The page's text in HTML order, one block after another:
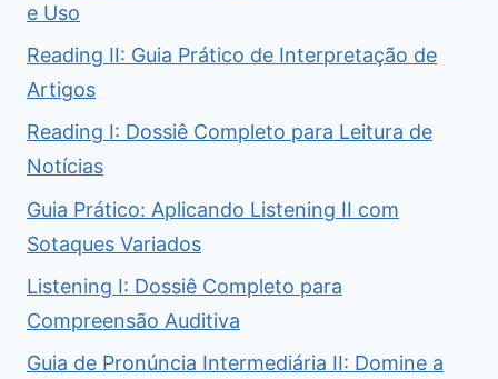
e Uso
Reading II: Guia Prático de Interpretação de
Artigos
Reading I: Dossiê Completo para Leitura de
Notícias
Guia Prático: Aplicando Listening II com
Sotaques Variados
Listening I: Dossiê Completo para
Compreensão Auditiva
Guia de Pronúncia Intermediária II: Domine a